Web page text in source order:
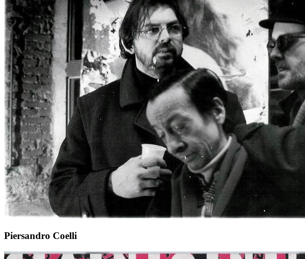
Piersandro Coelli